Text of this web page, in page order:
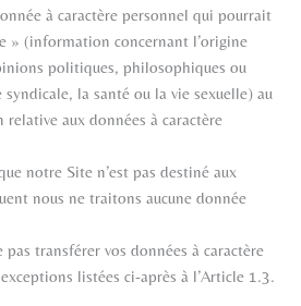
à caractère personnel qui pourrait
» (information concernant l’origine
politiques, philosophiques ou
syndicale, la santé ou la vie sexuelle) au
aux données à caractère
notre Site n’est pas destiné aux
nous ne traitons aucune donnée
pas transférer vos données à caractère
listées ci-après à l’Article 1.3.